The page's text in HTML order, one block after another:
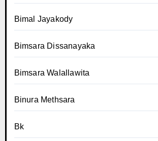
Bimal Jayakody
Bimsara Dissanayaka
Bimsara Walallawita
Binura Methsara
Bk